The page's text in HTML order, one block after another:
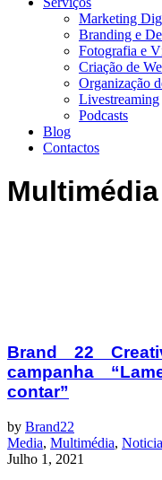
Marketing
Branding e
Fotografia e
Criação de
Organização
Livestreaming
Podcasts
Blog
Contactos
Multimédia
Brand 22
campanha
contar”
by Brand22
Media, Multimédia,
Julho 1, 2021